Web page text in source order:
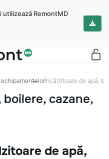
utilizează RemontMD
Încălzitoare de apă,
cazane,
de apă,